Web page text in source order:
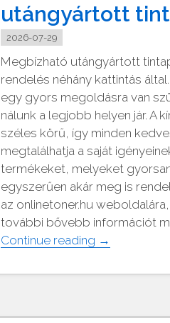
utángyártott
2026-07-29
Megbízható utángyártott
rendelés néhány kattintás
egy gyors megoldásra van
nálunk a legjobb helyen jár. A
széles körű, így minden
megtalálhatja a saját
termékeket, melyeket
egyszerűen akár meg is
az onlinetoner.hu
további bővebb információt
Continue reading "Megbízható
tintapatron"
→